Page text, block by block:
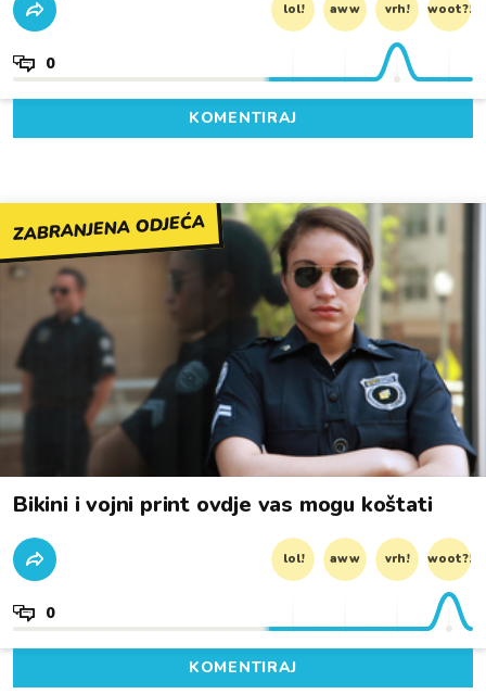
lol! aww vrh! woot?!
0
KOMENTIRAJ
ZABRANJENA ODJEĆA
Bikini i vojni print ovdje vas mogu koštati
lol! aww vrh! woot?!
0
KOMENTIRAJ